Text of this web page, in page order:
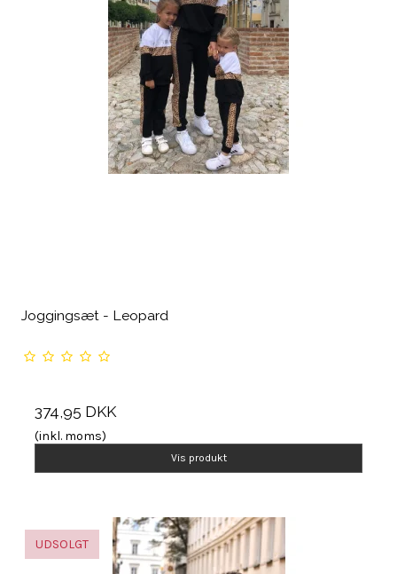
Joggingsæt - Leopard
374,95 DKK
(inkl. moms)
Vis produkt
UDSOLGT